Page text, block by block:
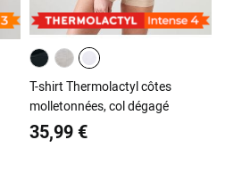
T-shirt Thermolactyl côtes
molletonnées, col dégagé
35,99 €